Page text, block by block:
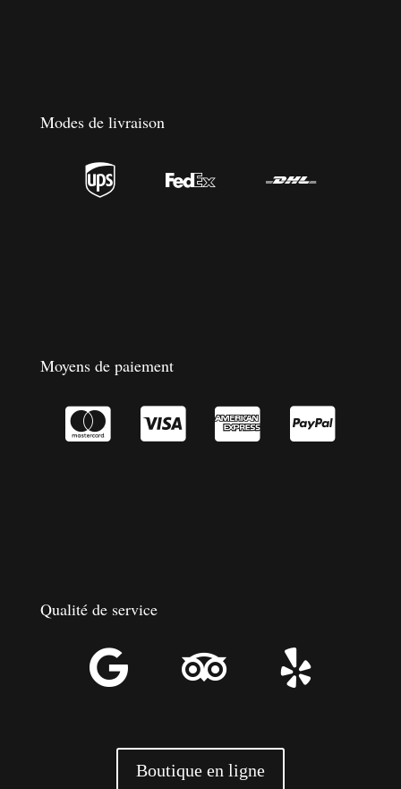
Modes de livraison
  
Moyens de paiement
   
Qualité de service
  
Boutique en ligne